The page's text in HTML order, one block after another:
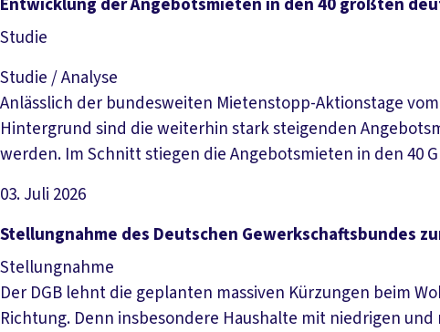
Entwicklung der Angebotsmieten in den 40 größten
Studie
Studie / Analyse
Anlässlich der bundesweiten Mietenstopp-Aktionstage
Hintergrund sind die weiterhin stark steigenden
werden. Im Schnitt stiegen die Angebotsmieten in den 40
03. Juli 2026
Datei herunterladen
Stellungnahme des Deutschen Gewerkschaftsbundes
Stellungnahme
Der DGB lehnt die geplanten massiven Kürzungen beim
Richtung. Denn insbesondere Haushalte mit niedrigen